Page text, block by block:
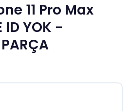
11 Pro Max
ID YOK -